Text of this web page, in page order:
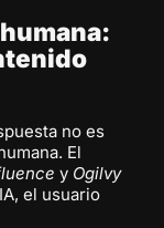
no es
El
y Ogilvy
el usuario